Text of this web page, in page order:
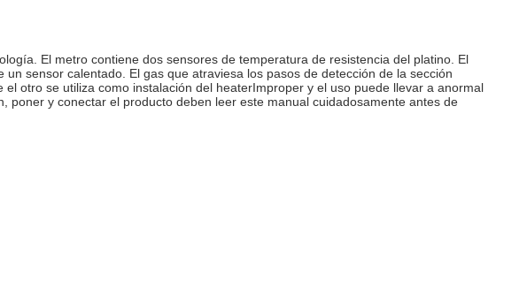
El metro contiene dos sensores de temperatura de resistencia del platino. El
sensor calentado. El gas que atraviesa los pasos de detección de la sección
otro se utiliza como instalación del heaterImproper y el uso puede llevar a anormal
y conectar el producto deben leer este manual cuidadosamente antes de